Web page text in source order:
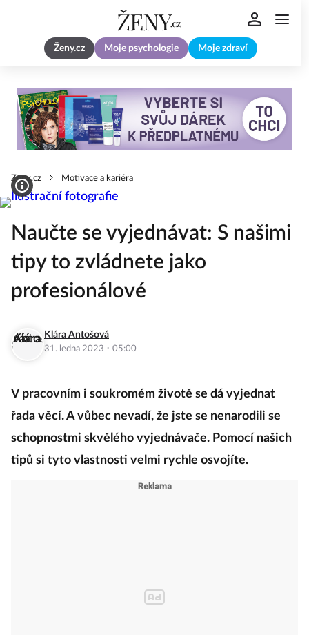
Ženy.cz Moje psychologie Moje zdraví
Zeny.cz Motivace a kariéra
Naučte se vyjednávat: S našimi
tipy to zvládnete jako
profesionálové
Klára Antošová
31. ledna 2023 · 05:00
V pracovním i soukromém životě se dá vyjednat
řada věcí. A vůbec nevadí, že jste se nenarodili se
schopnostmi skvělého vyjednávače. Pomocí našich
tipů si tyto vlastnosti velmi rychle osvojíte.